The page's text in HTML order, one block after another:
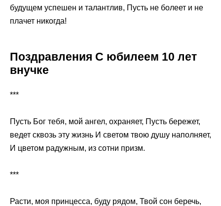
будущем успешен и талантлив, Пусть не болеет и не
плачет никогда!
Поздравления С юбилеем 10 лет
внучке
***
Пусть Бог тебя, мой ангел, охраняет, Пусть бережет,
ведет сквозь эту жизнь И светом твою душу наполняет,
И цветом радужным, из сотни призм.
***
Расти, моя принцесса, буду рядом, Твой сон беречь,